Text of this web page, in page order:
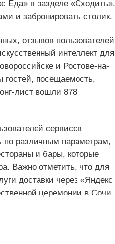
Еда» в разделе «Сходить».
и забронировать столик.
отзывов пользователей
интеллект для
и Ростове-на-
гостей, посещаемость,
лист вошли 878
сервисов
по различным параметрам,
и бары, которые
Важно отметить, что для
доставки через «Яндекс
церемонии в Сочи.